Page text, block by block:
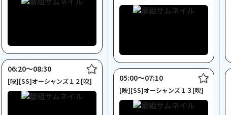
06:20〜08:30
[映][SS]オーシャンズ１２[吹] 05:00〜07:10
[映][SS]オーシャンズ１３[吹]